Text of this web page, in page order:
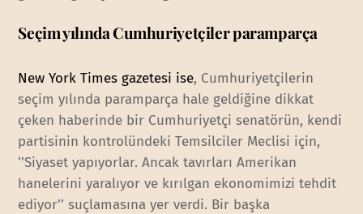
Seçim yılında Cumhuriyetçiler paramparça
New York Times gazetesi ise, Cumhuriyetçilerin
seçim yılında paramparça hale geldiğine dikkat
çeken haberinde bir Cumhuriyetçi senatörün, kendi
partisinin kontrolündeki Temsilciler Meclisi için,
‘’Siyaset yapıyorlar. Ancak tavırları Amerikan
hanelerini yaralıyor ve kırılgan ekonomimizi tehdit
ediyor’’ suçlamasına yer verdi. Bir başka